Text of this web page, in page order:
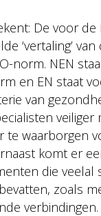
De voor
‘vertaling’ van
norm. NEN
en EN staat
van
veiliger
te waarborgen
komt er
die veelal
zoals
verbindingen.